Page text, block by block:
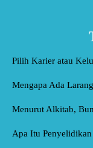
Pilih Karier atau
Mengapa Ada
Menurut Alkitab,
Apa Itu